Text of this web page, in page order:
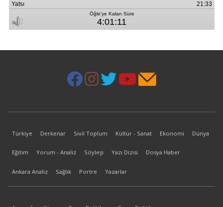
Türkiye Derkenar Sivil Toplum Kültür - Sanat Ekonomi Dünya
Eğitim Yorum - Analiz Söyleşi Yazı Dizisi Dosya Haber
Ankara Analiz Sağlık Portre Yazarlar